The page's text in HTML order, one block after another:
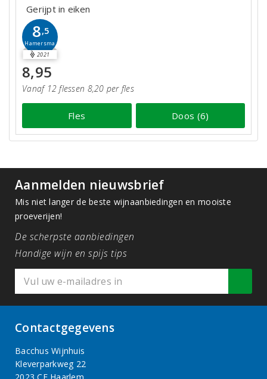
Gerijpt in eiken
8,5
Hamersma
2021
8,95
Vanaf 12 flessen 8,20 per fles
Fles Doos (6)
Aanmelden nieuwsbrief
Mis niet langer de beste wijnaanbiedingen en mooiste
proeverijen!
De scherpste aanbiedingen
Handige wijn en spijs tips
Contactgegevens
Bacchus Wijnhuis
Kleverparkweg 22